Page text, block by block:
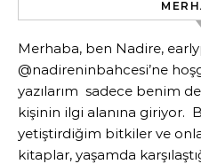
Merhaba, ben Nadire,
@nadireninbahcesi’ne
yazılarım sadece benim
kişinin ilgi alanına giriyor.
yetiştirdiğim bitkiler ve
kitaplar, yaşamda